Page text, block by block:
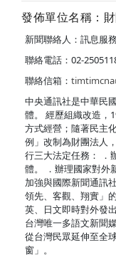
發佈單位名稱：
新聞聯絡人：訊息服
聯絡電話：02-
聯絡信箱：
中央通訊社是中華民
體。 經歷組織改造，
方式經營；隨著民主
例」改制為財團法人
行三大法定任務： ．
體。 ．辦理國家對外
加強與國際新聞通訊
領先、客觀、翔實」
英、日文即時對外發
台灣唯一多語文新聞
從台灣民眾延伸至全
窗」。